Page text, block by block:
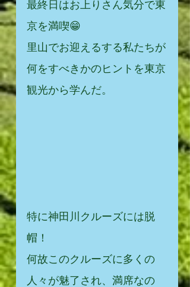
最終日はお上りさん気分で東
京を満喫😁
里山でお迎えるする私たちが
何をすべきかのヒントを東京
観光から学んだ。
特に神田川クルーズには脱
帽！
何故このクルーズに多くの
人々が魅了され、満席なの